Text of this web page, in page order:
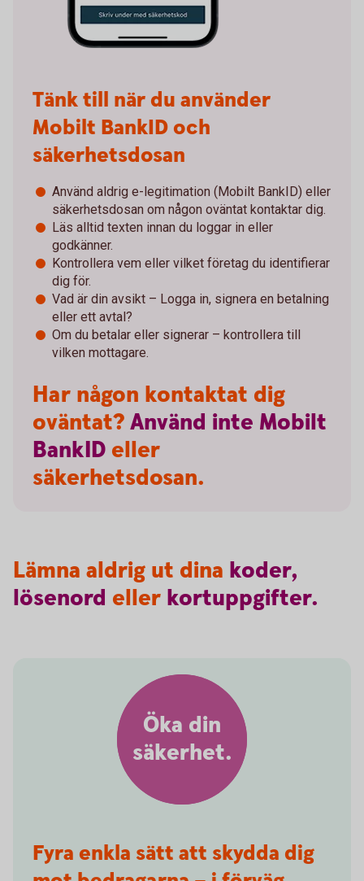
Tänk till när du använder
Mobilt BankID och
säkerhetsdosan
Använd aldrig e-legitimation (Mobilt BankID) eller
säkerhetsdosan om någon oväntat kontaktar dig.
Läs alltid texten innan du loggar in eller
godkänner.
Kontrollera vem eller vilket företag du identifierar
dig för.
Vad är din avsikt – Logga in, signera en betalning
eller ett avtal?
Om du betalar eller signerar – kontrollera till
vilken mottagare.
Har någon kontaktat dig
oväntat?Använd inte Mobilt
BankID eller
säkerhetsdosan.
Lämna aldrig ut dina koder,
lösenord eller kortuppgifter.
Fyra enkla sätt att skydda dig
Öka din
säkerhet.